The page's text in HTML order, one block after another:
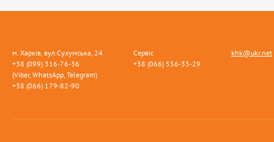
м. Харків, вул.Сухумська, 24
+38 (099) 316-76-36
(Viber, WhatsApp, Telegram)
+38 (066) 179-82-90
Сервіс
+38 (066) 556-33-29
khk@ukr.net